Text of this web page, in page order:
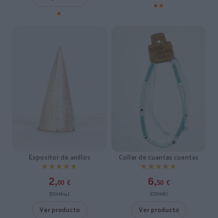
Expositor de anillos
★★★★★
★★★★★
2,00 €
[EXAN04 ]
Ver producto
Collar de cuantas cuentas
★★★★★
★★★★★
6,50 €
[COVI08 ]
Ver producto